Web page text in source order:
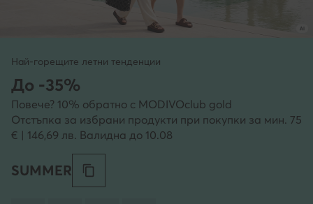
Най-горещите летни тенденции
До -35%
Повече? 10% обратно с MODIVOclub gold
Отстъпка за избрани продукти при покупки за мин. 75
€ | 146,69 лв. Валидна до 10.08
SUMMER